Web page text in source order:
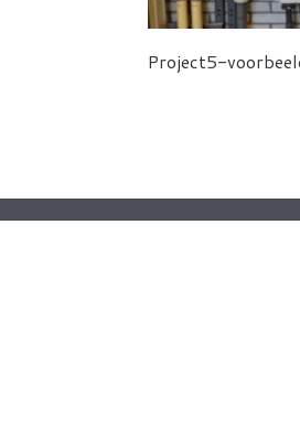
Project5-